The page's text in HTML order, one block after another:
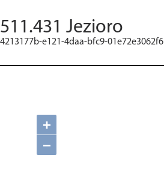
511.431 Jezioro
4213177b-e121-4daa-bfc9-01e72e3062f6
+
−